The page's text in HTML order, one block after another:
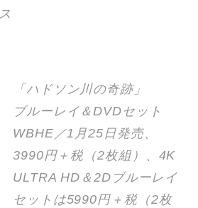
「ハドソン川の奇跡」
ブルーレイ＆DVDセット
WBHE／1月25日発売、
3990円＋税（2枚組）、4K
ULTRA HD＆2Dブルーレイ
セットは5990円＋税（2枚